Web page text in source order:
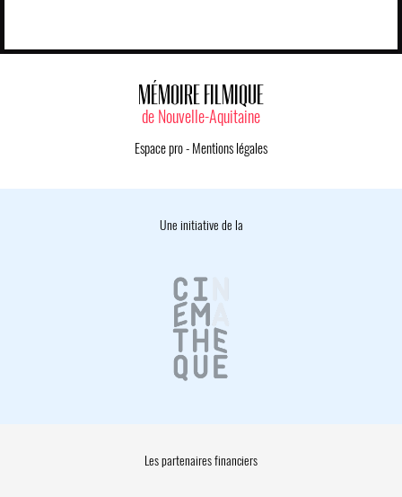
MÉMOIRE FILMIQUE
de Nouvelle-Aquitaine
Espace pro- Mentions légales
Une initiative de la
Les partenaires financiers